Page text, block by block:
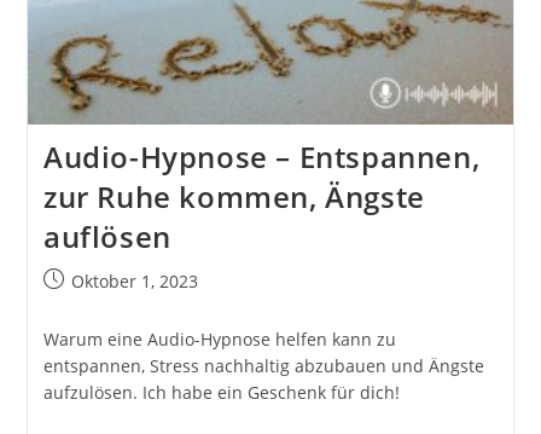
Wir
Eine
Fehlgeburt
Audio-Hypnose – Entspannen,
zur Ruhe kommen, Ängste
auflösen
BeitragOktober 1, 2023
Warum eine Audio-Hypnose helfen kann zu
entspannen, Stress nachhaltig abzubauen und Ängste
aufzulösen. Ich habe ein Geschenk für dich!